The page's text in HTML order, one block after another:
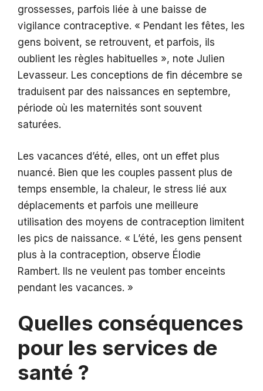
grossesses, parfois liée à une baisse de
vigilance contraceptive. « Pendant les fêtes, les
gens boivent, se retrouvent, et parfois, ils
oublient les règles habituelles », note Julien
Levasseur. Les conceptions de fin décembre se
traduisent par des naissances en septembre,
période où les maternités sont souvent
saturées.
Les vacances d’été, elles, ont un effet plus
nuancé. Bien que les couples passent plus de
temps ensemble, la chaleur, le stress lié aux
déplacements et parfois une meilleure
utilisation des moyens de contraception limitent
les pics de naissance. « L’été, les gens pensent
plus à la contraception, observe Élodie
Rambert. Ils ne veulent pas tomber enceints
pendant les vacances. »
Quelles conséquences
pour les services de
santé ?